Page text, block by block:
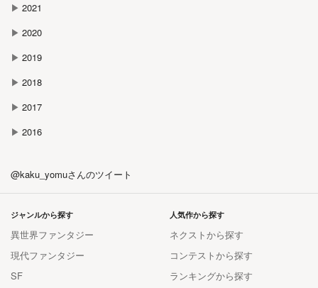
▶ 2021
▶ 2020
▶ 2019
▶ 2018
▶ 2017
▶ 2016
@kaku_yomuさんのツイート
人気作から探す
ネクストから探す
コンテストから探す
ランキングから探す
ジャンルから探す
異世界ファンタジー
現代ファンタジー
SF